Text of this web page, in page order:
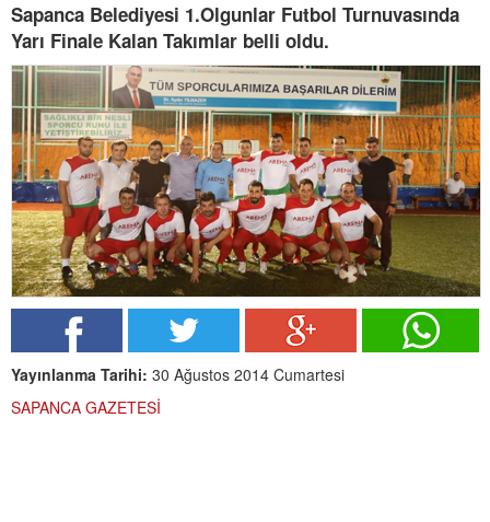
Sapanca Belediyesi 1.Olgunlar Futbol Turnuvasında
Yarı Finale Kalan Takımlar belli oldu.
Yayınlanma Tarihi: 30 Ağustos 2014 Cumartesi
SAPANCA GAZETESİ